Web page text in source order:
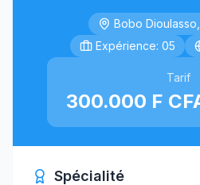
Bobo
Expérience: 05
Tarif
300.000 F
Spécialité